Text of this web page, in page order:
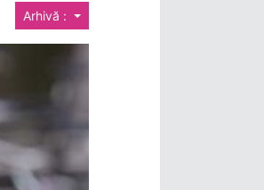
Arhivă :